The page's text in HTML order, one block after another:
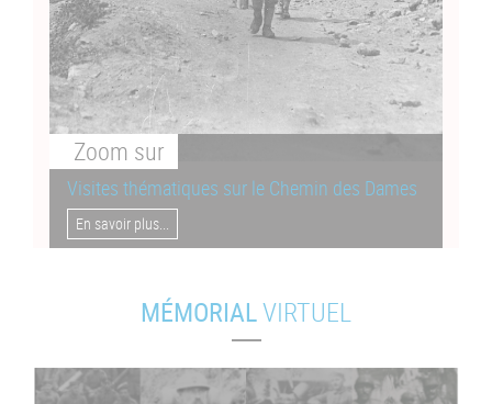
Zoom sur
Visites thématiques sur le Chemin des Dames
En savoir plus...
MÉMORIALVIRTUEL